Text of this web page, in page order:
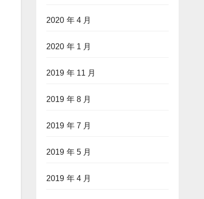
2020 年 4 月
2020 年 1 月
2019 年 11 月
2019 年 8 月
2019 年 7 月
2019 年 5 月
2019 年 4 月